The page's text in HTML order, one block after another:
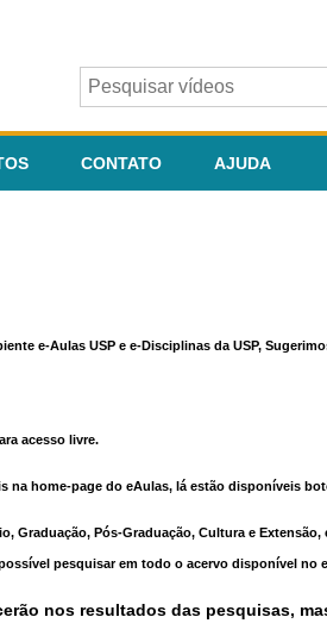
CONTATO AJUDA
e-Aulas USP e e-Disciplinas da USP,
acesso livre.
home-page do eAulas, lá estão disponíveis
Graduação, Pós-Graduação, Cultura e Extensão,
pesquisar em todo o acervo disponível no
nos resultados das pesquisas,